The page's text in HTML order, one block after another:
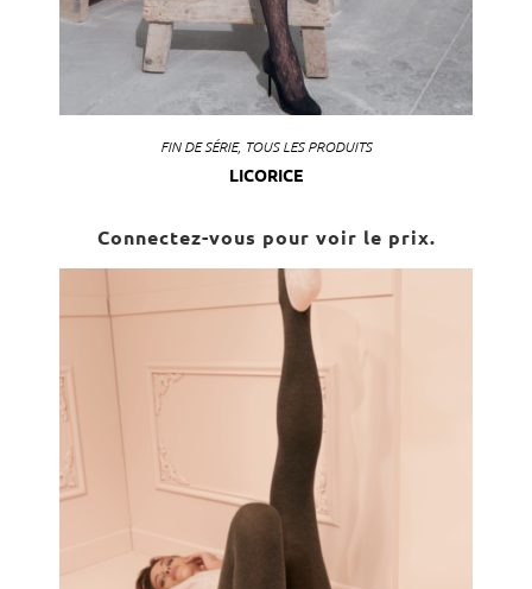
FIN DE SÉRIE, TOUS LES PRODUITS
LICORICE
Connectez-vous pour voir le prix.